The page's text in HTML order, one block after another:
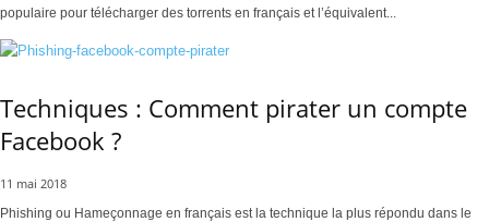
populaire pour télécharger des torrents en français et l’équivalent...
Techniques : Comment pirater un compte
Facebook ?
11 mai 2018
Phishing ou Hameçonnage en français est la technique la plus répondu dans le